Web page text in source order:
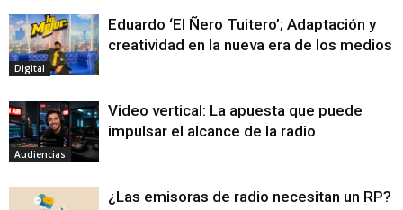
Digital
Eduardo ‘El Ñero Tuitero’; Adaptación y
creatividad en la nueva era de los medios
Audiencias
Video vertical: La apuesta que puede
impulsar el alcance de la radio
¿Las emisoras de radio necesitan un RP?